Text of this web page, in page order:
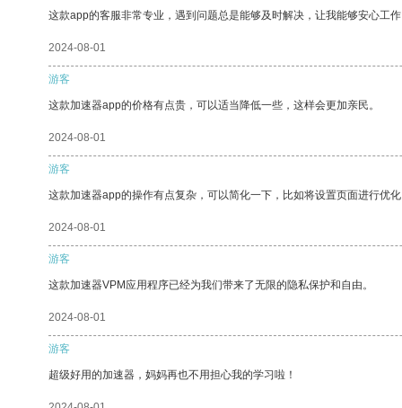
这款app的客服非常专业，遇到问题总是能够及时解决，让我能够安心工
2024-08-01
游客
这款加速器app的价格有点贵，可以适当降低一些，这样会更加亲民。
2024-08-01
游客
这款加速器app的操作有点复杂，可以简化一下，比如将设置页面进行优
2024-08-01
游客
这款加速器VPM应用程序已经为我们带来了无限的隐私保护和自由。
2024-08-01
游客
超级好用的加速器，妈妈再也不用担心我的学习啦！